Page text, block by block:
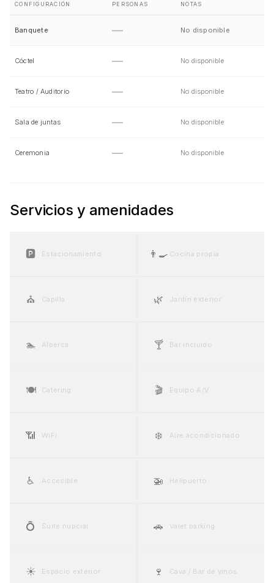
CONFIGURACIÓN PERSONAS NOTAS
Banquete — No disponible
Cóctel — No disponible
Teatro / Auditorio — No disponible
Sala de juntas — No disponible
Ceremonia — No disponible
Servicios y amenidades
🅿️ Estacionamiento 👨‍🍳 Cocina propia
⛪ Capilla 🌿 Jardín exterior
🏊 Alberca 🍸 Bar incluido
🍽️ Catering 🎬 Equipo A/V
📶 WiFi ❄️ Aire acondicionado
♿ Accesible 🚁 Helipuerto
💍 Suite nupcial 🚗 Valet parking
☀️ Espacio exterior 🍷 Cava / Bar de vinos